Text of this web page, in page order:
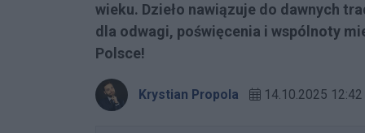
wieku. Dzieło nawiązuje do dawnych
dla odwagi, poświęcenia i wspólnoty
Polsce!
Krystian Propola 14.10.2025 12:42